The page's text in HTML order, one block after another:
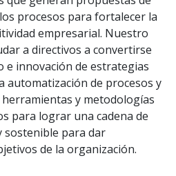
procesos para fortalecer la
empresarial. Nuestro
a directivos a convertirse
e innovación de estrategias
automatización de procesos y
y metodologías
para lograr una cadena de
sostenible para dar
de la organización.